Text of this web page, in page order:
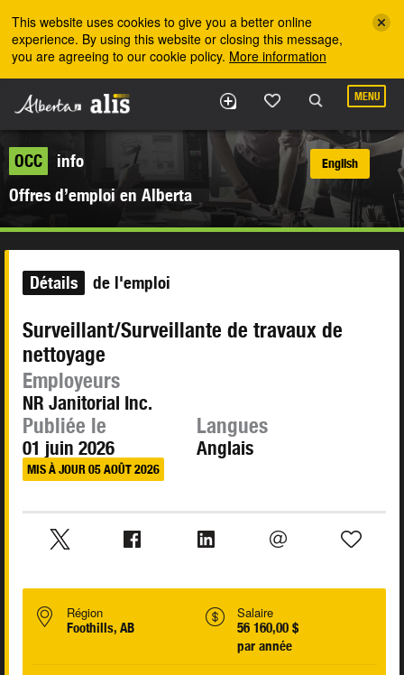
This website uses cookies to give you a better online
experience. By using this website or closing this message,
you are agreeing to our cookie policy. More information
MENU
OCC
info
Offres d’emploi en Alberta
English
Détails de l'emploi
Surveillant/Surveillante de travaux de
nettoyage
Employeurs
NR Janitorial Inc.
Publiée le
01 juin 2026
MIS À JOUR 05 AOÛT 2026
Langues
Anglais
Région
Foothills, AB
Salaire
56 160,00 $
par année